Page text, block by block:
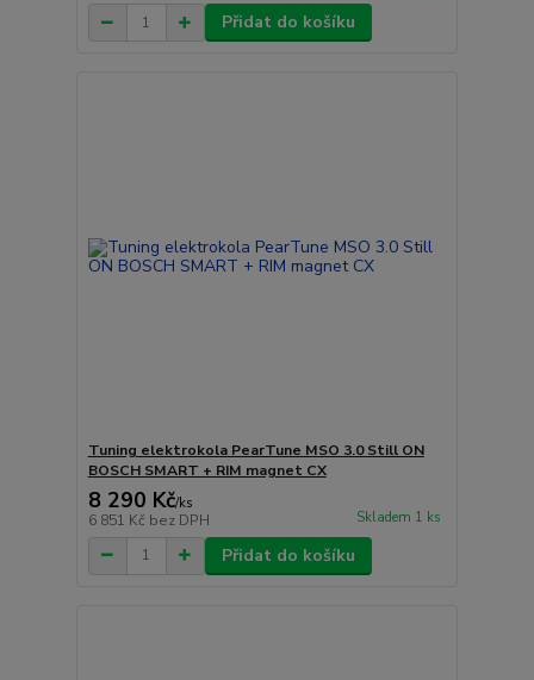
Přidat do košíku
Tuning elektrokola PearTune MSO 3.0 Still ON
BOSCH SMART + RIM magnet CX
8 290 Kč/ks
6 851 Kč bez DPH Skladem 1 ks
Přidat do košíku